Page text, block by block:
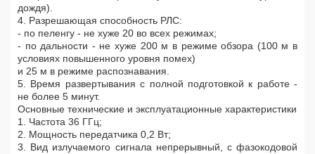
дождя).
4. Разрешающая способность РЛС:
- по пеленгу - не хуже 20 во всех режимах;
- по дальности - не хуже 200 м в режиме обзора (100 м в
условиях повышенного уровня помех)
и 25 м в режиме распознавания.
5. Время развертывания с полной подготовкой к работе -
не более 5 минут.
Основные технические и эксплуатационные характеристики
1. Частота 36 ГГц;
2. Мощность передатчика 0,2 Вт;
3. Вид излучаемого сигнала непрерывный, с фазокодовой